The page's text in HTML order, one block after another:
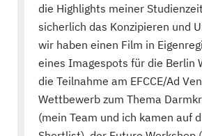
die Highlights meiner
sicherlich das Konzipieren und
wir haben einen Film in
eines Imagespots für die Berlin
die Teilnahme am EFCCE/Ad
Wettbewerb zum Thema
(mein Team und ich kamen auf